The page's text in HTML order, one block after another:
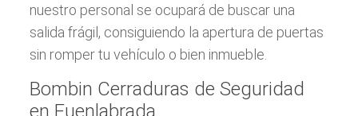
nuestro personal se ocupará de buscar una
salida frágil, consiguiendo la apertura de puertas
sin romper tu vehículo o bien inmueble.
Bombin Cerraduras de Seguridad
en Fuenlabrada